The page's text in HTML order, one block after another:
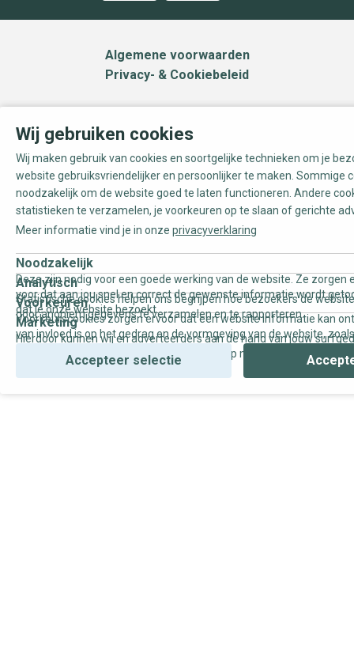
Algemene voorwaarden
Privacy- & Cookiebeleid
Wij gebruiken cookies
Wij maken gebruik van cookies en soortgelijke technieken om je
website gebruiksvriendelijker en persoonlijker te maken. Sommige
noodzakelijk om de website goed te laten functioneren. Andere
statistieken te verzamelen, je voorkeuren op te slaan of gerichte
Meer informatie vind je in onze privacyverklaring
Noodzakelijk
Deze zijn nodig voor een goede werking van de website. Ze zorgen
voor dat aan jou snel en correct de gewenste informatie wordt
dat je onze website bezoekt.
Analytisch
Statistische cookies helpen ons begrijpen hoe bezoekers de
door anoniem gegevens te verzamelen en te rapporteren.
Voorkeuren
Voorkeurscookies zorgen ervoor dat een website informatie kan
van invloed is op het gedrag en de vormgeving van de website,
Marketing
Hierdoor kunnen wij en adverteerders aan de hand van jouw
gepersonaliseerde online advertenties en op maat gemaakte
Accepteer selectie